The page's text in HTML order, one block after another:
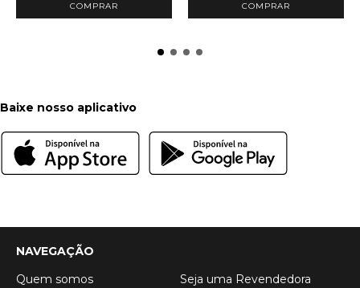
COMPRAR COMPRAR
Baixe nosso aplicativo
NAVEGAÇÃO
Quem somos
Seja uma Revendedora